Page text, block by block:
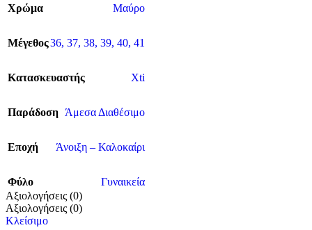
Χρώμα
Μαύρο
Μέγεθος36, 37, 38, 39, 40, 41
Κατασκευαστής Xti
Παράδοση Άμεσα Διαθέσιμο
Εποχή Άνοιξη – Καλοκαίρι
Φύλο
Γυναικεία
Αξιολογήσεις (0)
Αξιολογήσεις (0)
Κλείσιμο